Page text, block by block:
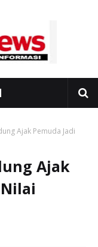
Ajak Pemuda Jadi
Ajak